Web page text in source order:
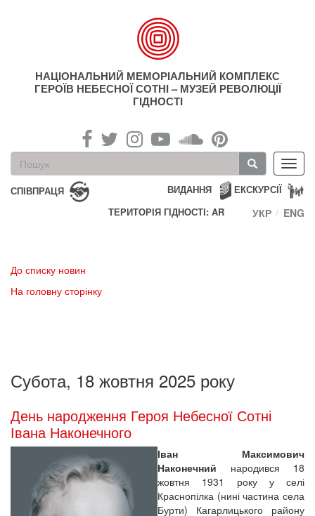
НАЦІОНАЛЬНИЙ МЕМОРІАЛЬНИЙ КОМПЛЕКС
ГЕРОЇВ НЕБЕСНОЇ СОТНІ – МУЗЕЙ РЕВОЛЮЦІЇ
ГІДНОСТІ
Пошукова
форма
Пошук
СПІВПРАЦЯ ЕКСКУРСІЇ
ВИДАННЯ
ТЕРИТОРІЯ ГІДНОСТІ: AR
УКР ENG
До списку новин
На головну сторінку
Субота, 18 жовтня 2025 року
День народження Героя Небесної Сотні
Івана Наконечного
Іван Максимович
Наконечний народився 18
жовтня 1931 року у селі
Краснопілка (нині частина села
Бурти) Кагарлицького району